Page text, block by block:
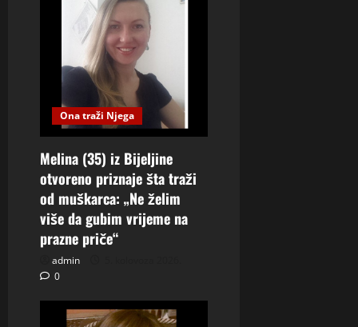
Ona traži Njega
Melina (35) iz Bijeljine
otvoreno priznaje šta traži
od muškarca: „Ne želim
više da gubim vrijeme na
prazne priče“
admin
0